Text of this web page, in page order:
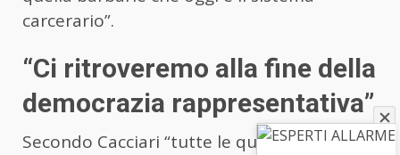
carcerario”.
“Ci ritroveremo alla fine della
democrazia rappresentativa”
Secondo Cacciari “tutte le questioni che